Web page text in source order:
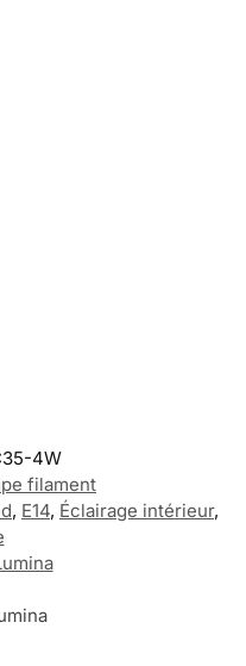
4W
filament
, E14, Éclairage intérieur,